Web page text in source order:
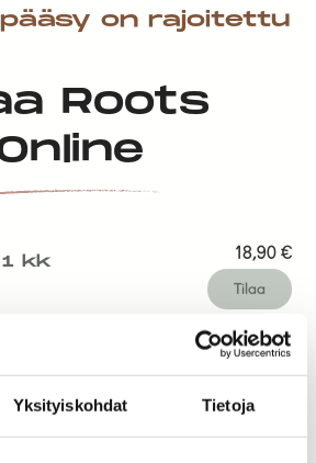
Yksityiskohdat Tietoja
on rajoitettu
1 kk 18,90 €
Tilaa
1 vk
Tilaa